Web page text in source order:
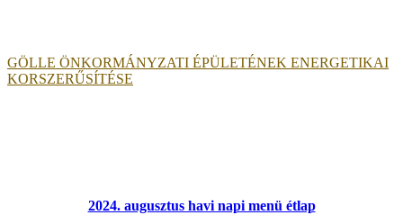
GÖLLE ÖNKORMÁNYZATI ÉPÜLETÉNEK ENERGETIKAI
KORSZERŰSÍTÉSE
2024. augusztus havi napi menü étlap